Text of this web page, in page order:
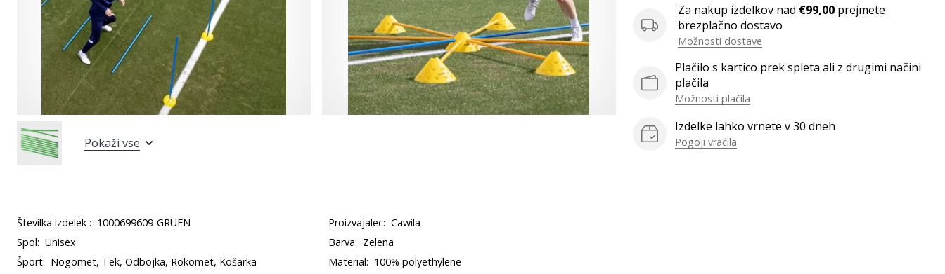
Za nakup izdelkov nad €99,00 prejmete
brezplačno dostavo
Možnosti dostave
Plačilo s kartico prek spleta ali z drugimi načini
plačila
Možnosti plačila
Izdelke lahko vrnete v 30 dneh
Pogoji vračila
Pokaži vse
Številka izdelek : 1000699609-GRUEN Proizvajalec: Cawila
Spol: Unisex Barva: Zelena
Šport: Nogomet, Tek, Odbojka, Rokomet, Košarka Material: 100% polyethylene